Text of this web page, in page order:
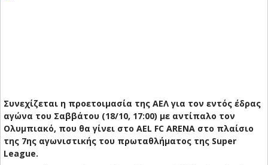
Συνεχίζεται η προετοιμασία της ΑΕΛ για τον εντός έδρας
αγώνα του Σαββάτου (18/10, 17:00) με αντίπαλο τον
Ολυμπιακό, που θα γίνει στο AEL FC ARENA στο πλαίσιο
της 7ης αγωνιστικής του πρωταθλήματος της Super
League.